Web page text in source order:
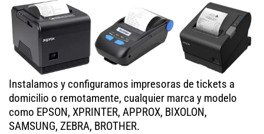
Instalamos y configuramos impresoras de tickets a
domicilio o remotamente, cualquier marca y modelo
como EPSON, XPRINTER, APPROX, BIXOLON,
SAMSUNG, ZEBRA, BROTHER.